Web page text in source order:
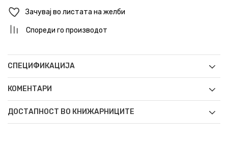
Зачувај во листата на желби
Спореди го производот
СПЕЦИФИКАЦИЈА
КОМЕНТАРИ
ДОСТАПНОСТ ВО КНИЖАРНИЦИТЕ